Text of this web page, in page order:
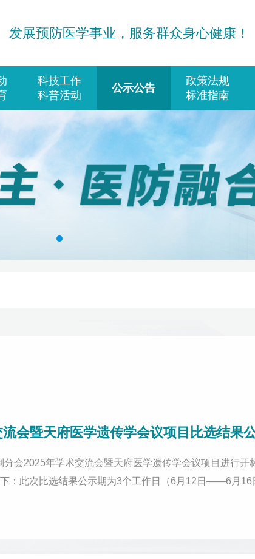
发展预防医学事业，服务群众身心健康！
科技工作
科普活动
公示公告
政策法规
标准指南
会暨天府医学遗传学会议项目比选结果
会2025年学术交流会暨天府医学遗传学会议项目进行
：此次比选结果公示期为3个工作日（6月12日——6月